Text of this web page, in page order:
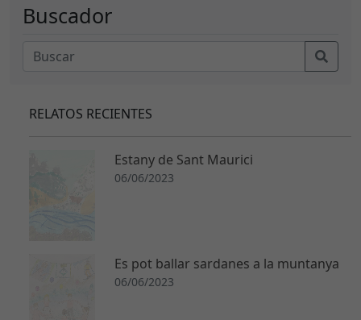
Buscador
RELATOS RECIENTES
Estany de Sant Maurici
06/06/2023
Es pot ballar sardanes a la muntanya
06/06/2023